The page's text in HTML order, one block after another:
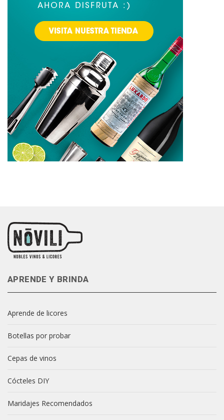
APRENDE Y BRINDA
Aprende de licores
Botellas por probar
Cepas de vinos
Cócteles DIY
Maridajes Recomendados